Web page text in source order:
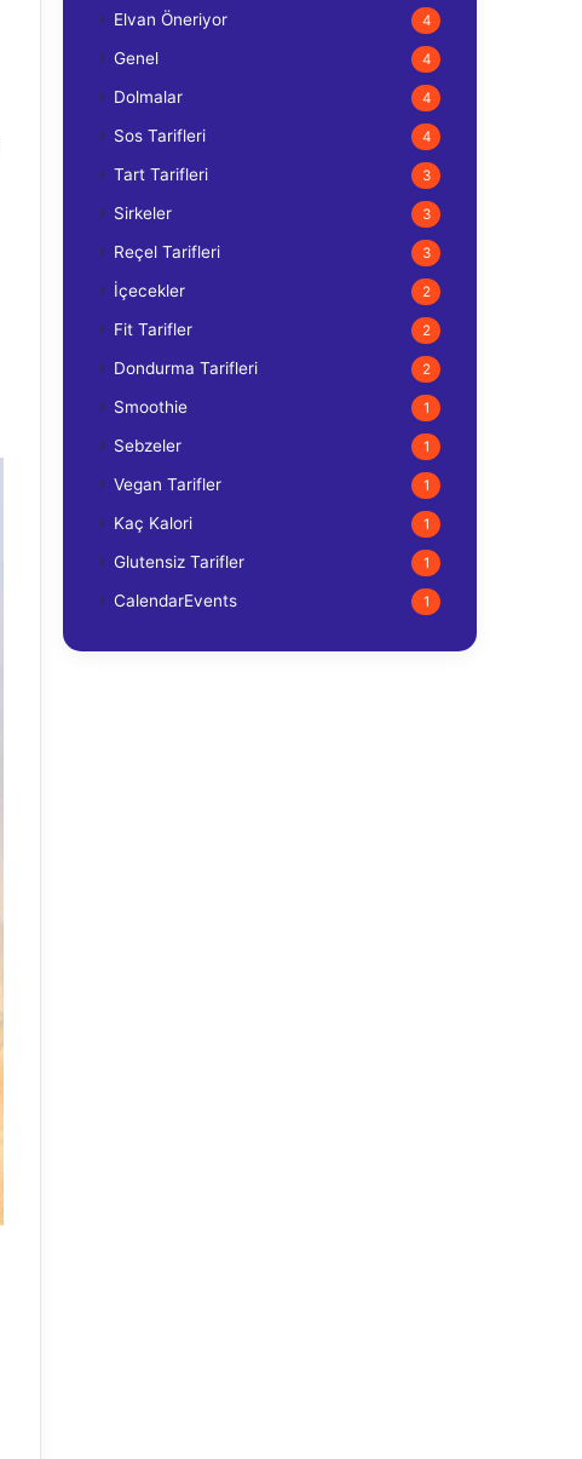
Elvan Öneriyor 4
Genel 4
Dolmalar 4
Sos Tarifleri 4
Tart Tarifleri 3
Sirkeler 3
Reçel Tarifleri 3
İçecekler 2
Fit Tarifler 2
Dondurma Tarifleri 2
Smoothie 1
Sebzeler 1
Vegan Tarifler 1
Kaç Kalori 1
Glutensiz Tarifler 1
CalendarEvents 1